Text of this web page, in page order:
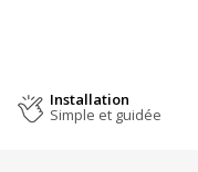
Installation
Simple et guidée